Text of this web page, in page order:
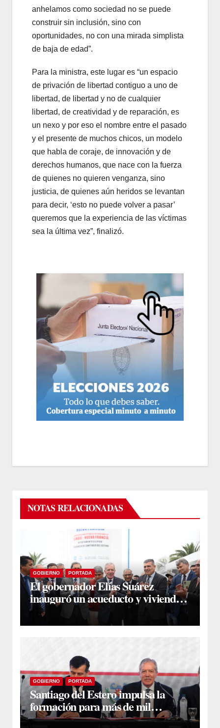
anhelamos como sociedad no se puede
construir sin inclusión, sino con
oportunidades, no con una mirada simplista
de baja de edad”.
Para la ministra, este lugar es “un espacio
de privación de libertad contiguo a uno de
libertad, de libertad y no de cualquier
libertad, de creatividad y de reparación, es
un nexo y por eso el nombre entre el pasado
y el presente de muchos chicos, un modelo
que habla de coraje, de innovación y de
derechos humanos, que nace con la fuerza
de quienes no quieren venganza, sino
justicia, de quienes aún heridos se levantan
para decir, ‘esto no puede volver a pasar’
queremos que la experiencia de las víctimas
sea la última vez”, finalizó.
NOTAS RELACIONADAS
GOBIERNO PORTADA
El gobernador Elías Suárez
inauguró un acueducto y viviendas
sociales en El Simbol y Nueva
Francia
GOBIERNO PORTADA
Santiago del Estero impulsa la
formación para más de mil
docentes que aspiran a cargos